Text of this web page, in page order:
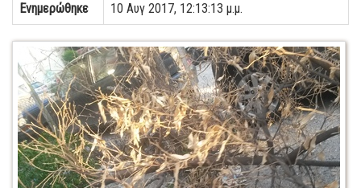
Ενημερώθηκε 10 Αυγ 2017, 12:13:13 μ.μ.